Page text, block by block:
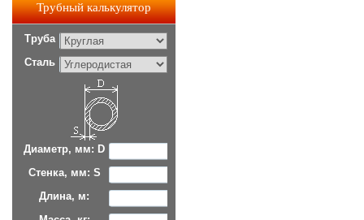
Трубный калькулятор
Труба
Сталь
Диаметр, мм: D
Стенка, мм: S
Длина, м: